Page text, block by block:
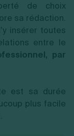
de choix
sa rédaction.
insérer toutes
entre le
par
est sa durée
plus facile